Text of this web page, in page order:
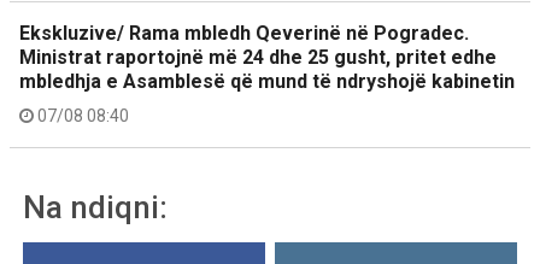
Ekskluzive/ Rama mbledh Qeverinë në Pogradec.
Ministrat raportojnë më 24 dhe 25 gusht, pritet edhe
mbledhja e Asamblesë që mund të ndryshojë kabinetin
07/08 08:40
Na ndiqni: